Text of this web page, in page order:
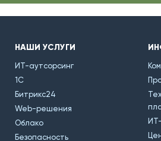
НАШИ УСЛУГИ
ИТ-аутсорсинг
1С
Битрикс24
Web-решения
Облако
Безопасность